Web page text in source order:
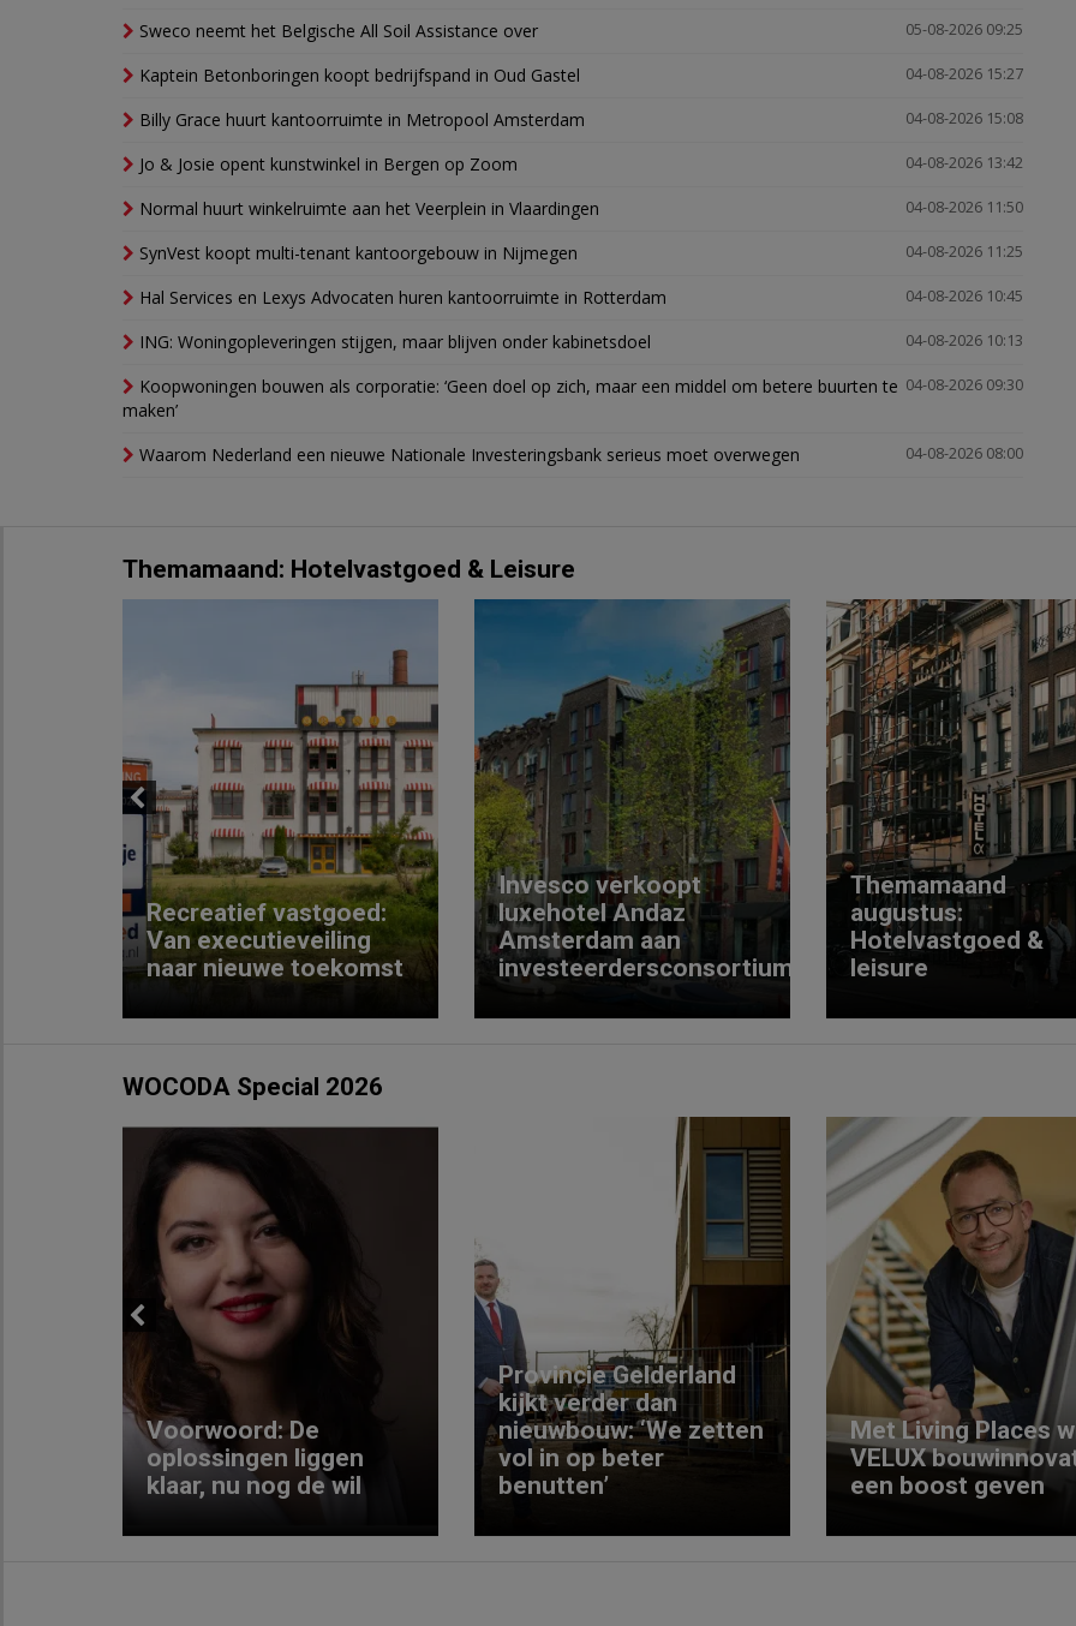
05-08-2026 09:25
Sweco neemt het Belgische All Soil Assistance over
04-08-2026 15:27
Kaptein Betonboringen koopt bedrijfspand in Oud Gastel
04-08-2026 15:08
Billy Grace huurt kantoorruimte in Metropool Amsterdam
04-08-2026 13:42
Jo & Josie opent kunstwinkel in Bergen op Zoom
04-08-2026 11:50
Normal huurt winkelruimte aan het Veerplein in Vlaardingen
04-08-2026 11:25
SynVest koopt multi-tenant kantoorgebouw in Nijmegen
04-08-2026 10:45
Hal Services en Lexys Advocaten huren kantoorruimte in Rotterdam
04-08-2026 10:13
ING: Woningopleveringen stijgen, maar blijven onder kabinetsdoel
04-08-2026 09:30
Koopwoningen bouwen als corporatie: ‘Geen doel op zich, maar een middel om betere buurten te
maken’
04-08-2026 08:00
Waarom Nederland een nieuwe Nationale Investeringsbank serieus moet overwegen
Themamaand: Hotelvastgoed & Leisure
Previous
Recreatief vastgoed:
Van executieveiling
naar nieuwe toekomst
Invesco verkoopt
luxehotel Andaz
Amsterdam aan
investeerdersconsortium
Themamaand
augustus:
Hotelvastgoed &
leisure
WOCODA Special 2026
Previous
Voorwoord: De
oplossingen liggen
klaar, nu nog de wil
Provincie Gelderland
kijkt verder dan
nieuwbouw: ‘We zetten
vol in op beter
benutten’
Met Living Places
VELUX
een boost geven